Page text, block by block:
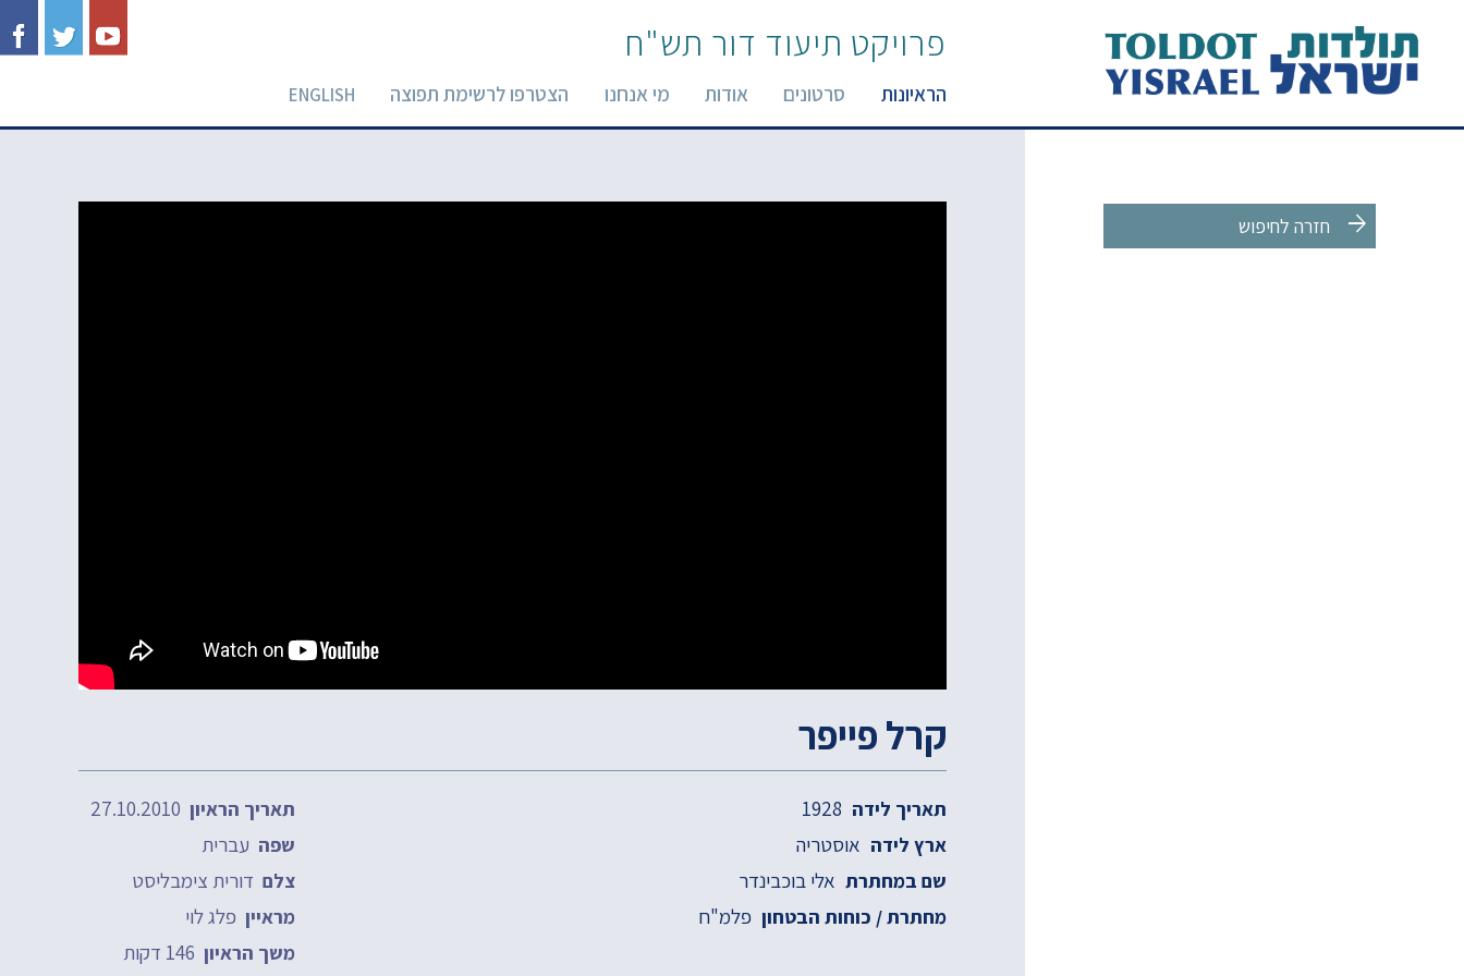
פרויקט תיעוד דור תש"ח
הראיונות סרטונים אודות מי אנחנו הצטרפו לרשימת תפוצה ENGLISH
arrow_forward חזרה לחיפוש
קרל פייפר
תאריך לידה
ארץ לידה אוסטריה
שם במחתרת אלי בוכבינדר
מחתרת / כוחות הבטחון פלמ"ח
תאריך הראיון
שפה עברית
צלם דורית צימבליסט
מראיין פלג לוי
משך הראיון